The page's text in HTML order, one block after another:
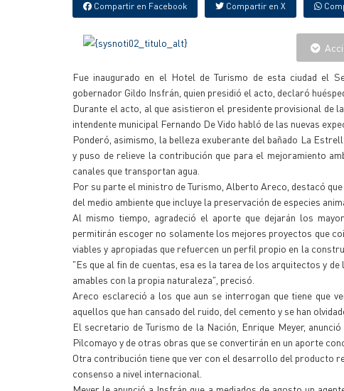
Compartir en Facebook Compartir en X
Fue inaugurado en el Hotel de Turismo de esta ciudad el
gobernador Gildo Insfrán, quien presidió el acto, declaró
Durante el acto, al que asistieron el presidente provisional de
intendente municipal Fernando De Vido habló de las nuevas
Ponderó, asimismo, la belleza exuberante del bañado La
y puso de relieve la contribución que para el mejoramiento
canales que transportan agua.
Por su parte el ministro de Turismo, Alberto Areco, destacó
del medio ambiente que incluye la preservación de especies
Al mismo tiempo, agradeció el aporte que dejarán los
permitirán escoger no solamente los mejores proyectos que
viables y apropiadas que refuercen un perfil propio en la
"Es que al fin de cuentas, esa es la tarea de los arquitectos y
amables con la propia naturaleza", precisó.
Areco esclareció a los que aun se interrogan que tiene que
aquellos que han cansado del ruido, del cemento y se han
El secretario de Turismo de la Nación, Enrique Meyer,
Pilcomayo y de otras obras que se convertirán en un aporte
Otra contribución tiene que ver con el desarrollo del producto
consenso a nivel internacional.